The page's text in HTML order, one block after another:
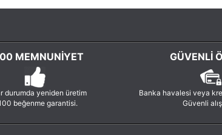
MEMNUNIYET
durumda yeniden üretim
beğenme garantisi.
GÜVENLI
Banka havalesi veya
Güvenli